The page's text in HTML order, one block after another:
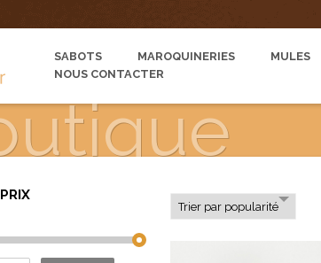
SABOTS MAROQUINERIES MULES
NOUS CONTACTER